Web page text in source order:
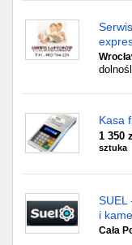
Kasa
1 350
sztuka
SUEL
i
Cała